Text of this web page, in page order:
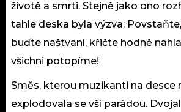
životě a smrti. Stejně jako ono
tahle deska byla výzva:
buďte naštvaní, křičte hodně
všichni potopíme!
Směs, kterou muzikanti na desce
explodovala se vší parádou.